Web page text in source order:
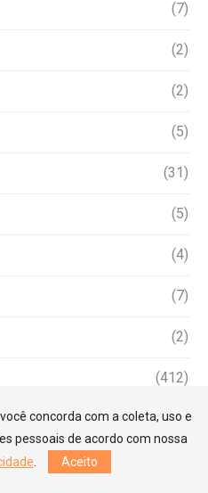
(7)
(2)
(2)
(5)
(31)
(5)
(4)
(7)
(2)
(412)
(40)
concorda com a coleta, uso e
pessoais de acordo com nossa
Aceito